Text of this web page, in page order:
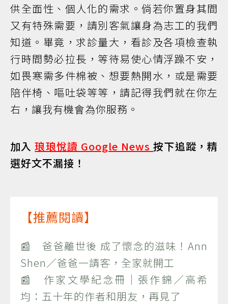
供全面性、個人化的需求。倘若你置身其間
又有特殊需要，請別客氣讓身為志工的我們
知道。畢竟，求診量大，看診及各項檢查執
行時間勢必拉長，等待易使心情浮躁不安，
如畏寒需多件棉被、想要熱開水，或是需要
陪伴椅、嘔吐袋等等，請記得我們就在你左
右，讓我有機會為你服務。
加入琅琅悅讀 Google News按下追蹤，精
選好文不漏接！
【推薦閱讀】
📰 爸爸離世後 成了懷念的滋味！Ann
Shen／爸爸一請客，全家就開工
📰 作家文學紀念冊｜張作錦／高希
均：五十年的作者和朋友，再見了